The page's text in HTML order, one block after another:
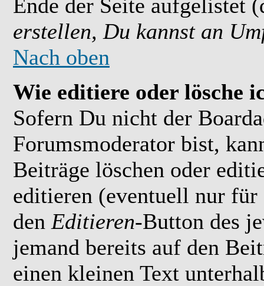
Ende der Seite aufgelistet
erstellen, Du kannst an
Nach oben
Wie editiere oder lösche
Sofern Du nicht der
Forumsmoderator bist,
Beiträge löschen oder
editieren (eventuell nur
den Editieren-Button des
jemand bereits auf den
einen kleinen Text